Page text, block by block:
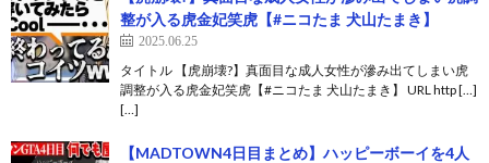
整が入る虎金妃笑虎【#ニコたま 犬山たまき】
2025.06.25
タイトル 【虎崩壊?】真面目な成人女性が滲み出てしまい虎
調整が入る虎金妃笑虎【#ニコたま 犬山たまき】 URL http […]
[…]
【MADTOWN4日目まとめ】ハッピーボーイを4人